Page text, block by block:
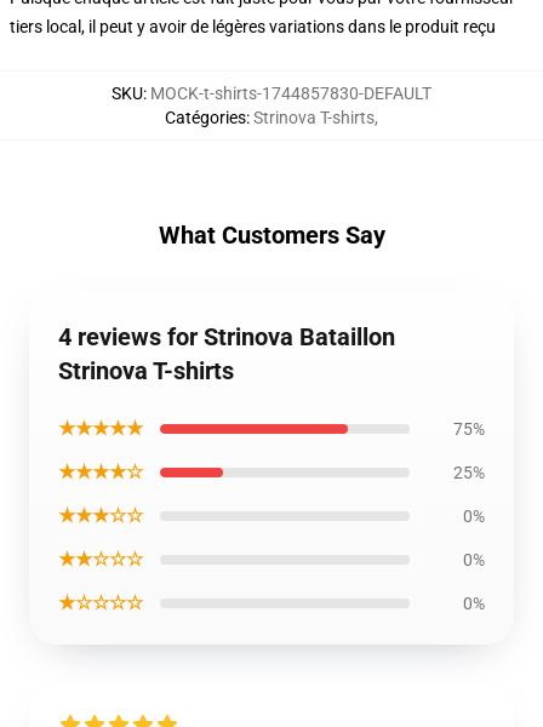
tiers local, il peut y avoir de légères variations dans le produit reçu
SKU: MOCK-t-shirts-1744857830-DEFAULT
Catégories:Strinova T-shirts,
What Customers Say
4 reviews for Strinova Bataillon
Strinova T-shirts
★★★★★ 75%
★★★★☆ 25%
★★★☆☆ 0%
★★☆☆☆ 0%
★☆☆☆☆ 0%